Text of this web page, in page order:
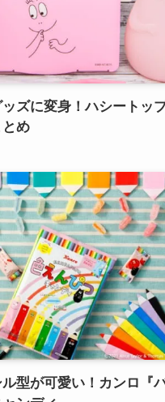
ズに変身！ハシートッ
め
型が可愛い！カンロ『